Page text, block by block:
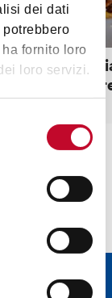
dei dati
fornito loro
loro servizi.
di
20 cm, la
tritata fine
"Le
alias